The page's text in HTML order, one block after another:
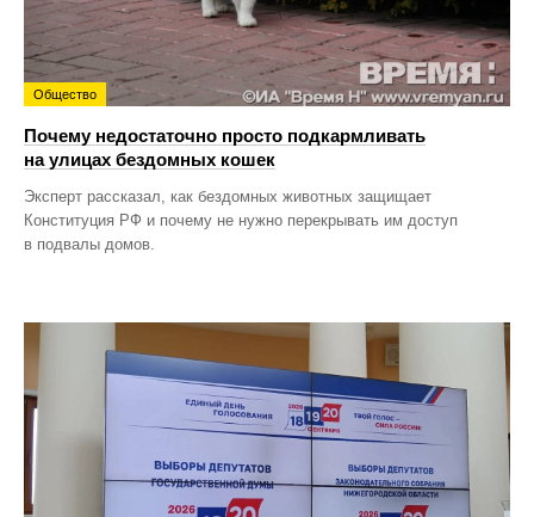
Общество
Почему недостаточно просто подкармливать
на улицах бездомных кошек
Эксперт рассказал, как бездомных животных защищает
Конституция РФ и почему не нужно перекрывать им доступ
в подвалы домов.